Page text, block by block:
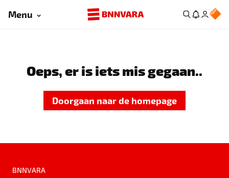
Menu
Oeps, er is iets mis gegaan..
Doorgaan naar de homepage
BNNVARA